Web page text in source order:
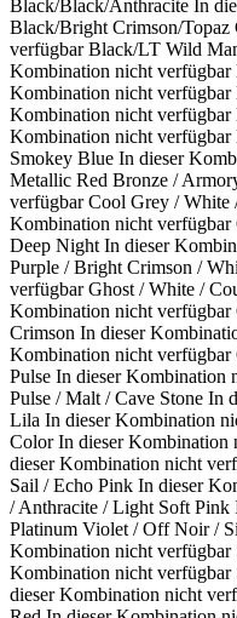
Black/Black/Anthracite In
Black/Bright Crimson/Topaz
verfügbar Black/LT Wild
Kombination nicht verfügbar
Kombination nicht verfügbar
Kombination nicht verfügbar
Kombination nicht verfügbar
Smokey Blue In dieser
Metallic Red Bronze /
verfügbar Cool Grey / White
Kombination nicht verfügbar
Deep Night In dieser
Purple / Bright Crimson /
verfügbar Ghost / White /
Kombination nicht verfügbar
Crimson In dieser
Kombination nicht verfügbar
Pulse In dieser Kombination
Pulse / Malt / Cave Stone In
Lila In dieser Kombination
Color In dieser Kombination
dieser Kombination nicht
Sail / Echo Pink In dieser
/ Anthracite / Light Soft Pink
Platinum Violet / Off Noir /
Kombination nicht verfügbar
Kombination nicht verfügbar
dieser Kombination nicht